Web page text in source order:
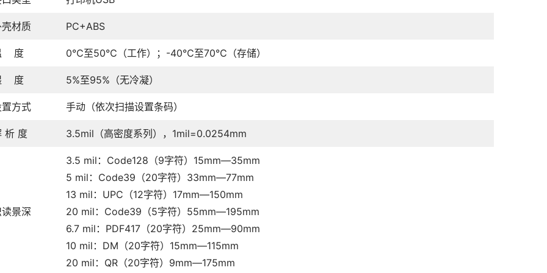
材质 PC+ABS
度 0℃至50℃（工作）；-40℃至70℃（存储）
度 5%至95%（无冷凝）
方式 手动（依次扫描设置条码）
析 度 3.5mil（高密度系列），1mil=0.0254mm
景深
3.5 mil：Code128（9字符）15mm—35mm
5 mil：Code39（20字符）33mm—77mm
13 mil：UPC（12字符）17mm—150mm
20 mil：Code39（5字符）55mm—195mm
6.7 mil：PDF417（20字符）25mm—90mm
10 mil：DM（20字符）15mm—115mm
20 mil：QR（20字符）9mm—175mm